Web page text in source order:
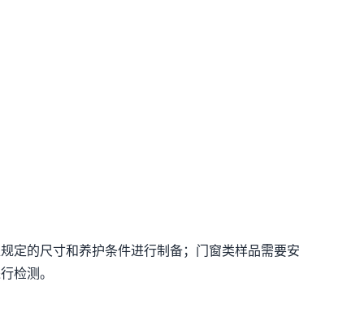
定的尺寸和养护条件进行制备；门窗类样品需要安
检测。